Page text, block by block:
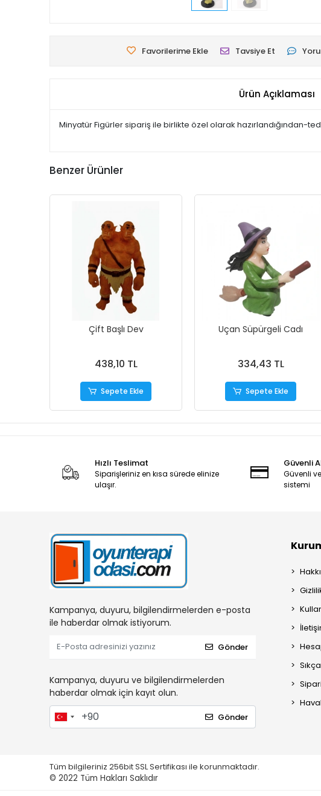
Favorilerime Ekle Tavsiye Et
Ürün Açıklaması
Minyatür Figürler sipariş ile birlikte özel olarak hazırlandığından-
Benzer Ürünler
Çift Başlı Dev
438,10 TL
Sepete Ekle
Uçan Süpürgeli Cadı
334,43 TL
Sepete Ekle
Hızlı Teslimat
Siparişleriniz en kısa sürede elinize
ulaşır.
Güvenli
Güvenli
sistemi
Kampanya, duyuru, bilgilendirmelerden e-posta
ile haberdar olmak istiyorum.
Gönder
Kampanya, duyuru ve bilgilendirmelerden
haberdar olmak için kayıt olun.
Gönder
Tüm bilgileriniz 256bit SSL Sertifikası ile korunmaktadır.
© 2022 Tüm Hakları Saklıdır